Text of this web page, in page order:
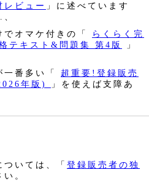
レビュー 」に述べています
オマケ付きの「
らくらく完
テキスト&問題集 第4版
」
番多い「
超重要!登録販売
年版)
」を使えば支障あ
いては、「 登録販売者の独
。